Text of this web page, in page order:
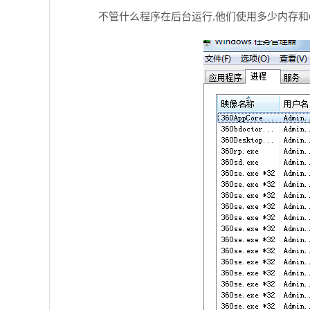
不管什么程序在后台运行,他们使用多少内存和